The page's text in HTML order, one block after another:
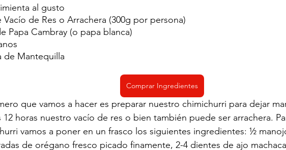
al gusto
Vacío de Res o Arrachera (300g por persona)
Papa Cambray (o papa blanca)
de Mantequilla
Comprar Ingredientes
que vamos a hacer es preparar nuestro chimichurri para dejar
12 horas nuestro vacío de res o bien también puede ser arrachera.
vamos a poner en un frasco los siguientes ingredientes: ½
de orégano fresco picado finamente, 2-4 dientes de ajo